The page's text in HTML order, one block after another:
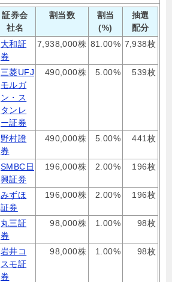
証券会
社名
割当数
割当
(%)
抽選
配分
大和証
券
7,938,000株 81.00% 7,938枚
三菱UFJ
モルガ
ン・ス
タンレ
ー証券
490,000株 5.00% 539枚
野村證
券
490,000株 5.00% 441枚
SMBC日
興証券
196,000株 2.00% 196枚
みずほ
証券
196,000株 2.00% 196枚
丸三証
券
98,000株 1.00% 98枚
岩井コ
スモ証
券
98,000株 1.00% 98枚